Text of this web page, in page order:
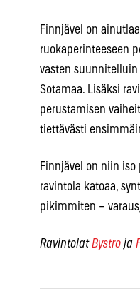
Finnjävel on
ruokaperinteeseen
vasten
Sotamaa. Lisäksi
perustamisen
tiettävästi
Finnjävel on niin iso
ravintola katoaa,
pikimmiten –
RavintolatBystro ja